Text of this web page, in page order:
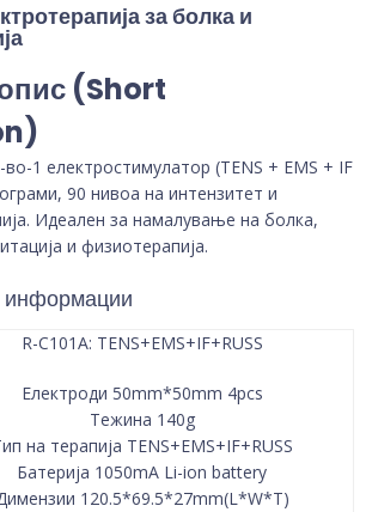
за болка и
(Short
1 електростимулатор (TENS + EMS + IF
90 нивоа на интензитет и
Идеален за намалување на болка,
и физиотерапија.
информации
R-C101A: TENS+EMS+IF+RUSS
Електроди 50mm*50mm 4pcs
Тежина 140g
на терапија TENS+EMS+IF+RUSS
Батерија 1050mA Li-ion battery
120.5*69.5*27mm(L*W*T)